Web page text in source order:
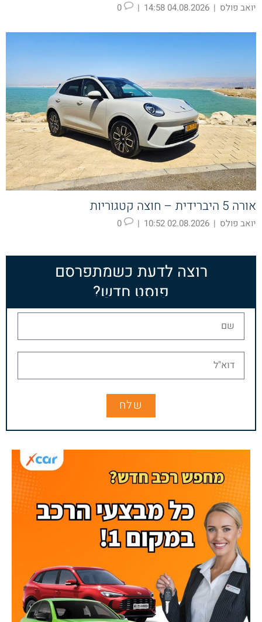
יואב פולס |
04.08.2026 14:58
|
אורה 5 היברידית – חוצה קטגוריות
יואב פולס |
02.08.2026 10:52
|
רוצה לדעת כשמתפרסם
פוסט חדש?
שלח